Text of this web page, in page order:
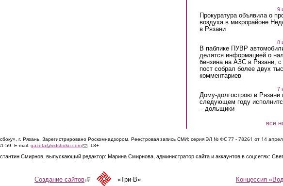
9
Прокуратура объявила о
воздуха в микрорайоне
в Рязани
8
В паблике ПУВР
делятся информацией о
бензина на АЗС в Рязани,
пост собрал более двух
комментариев
7
Дому-долгострою в Рязани
следующем году
– дольщики
все
г. Рязань. Зарегистрировано Роскомнадзором. Реестровая запись СМИ: серия ЭЛ № ФС 77 - 78261 от 14
59. E-mail: gazeta@vidsboku.com(link sends e-mail)
. 18+
Смирнов, выпускающий редактор: Марина Смирнова, администратор сайта и аккаунтов в соцсетях:
Концессия
Создание сайтов(link is external)«Три-В»